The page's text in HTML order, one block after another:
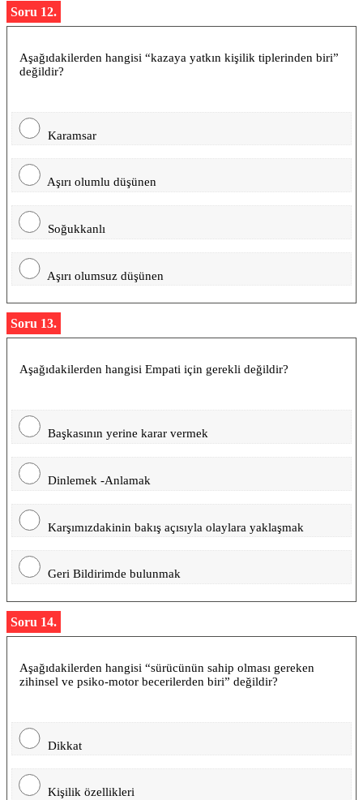
Soru 12.
Aşağıdakilerden hangisi “kazaya yatkın kişilik tiplerinden biri”
değildir?
Karamsar
Aşırı olumlu düşünen
Soğukkanlı
Aşırı olumsuz düşünen
Soru 13.
Aşağıdakilerden hangisi Empati için gerekli değildir?
Başkasının yerine karar vermek
Dinlemek -Anlamak
Karşımızdakinin bakış açısıyla olaylara yaklaşmak
Geri Bildirimde bulunmak
Soru 14.
Aşağıdakilerden hangisi “sürücünün sahip olması gereken
zihinsel ve psiko-motor becerilerden biri” değildir?
Dikkat
Kişilik özellikleri